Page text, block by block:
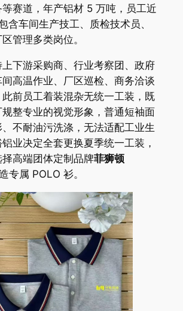
赛道，年产铝材 5 万吨，员工近
含车间生产技工、质检技术员、
管理多类岗位。
下游采购商、行业考察团、政府
高温作业、厂区巡检、商务洽谈
前员工着装混杂无统一工装，既
整专业的视觉形象，普通短袖面
不耐油污洗涤，无法适配工业生
业决定全套更换夏季统一工装，
高端团体定制品牌菲狮顿
专属 POLO 衫。